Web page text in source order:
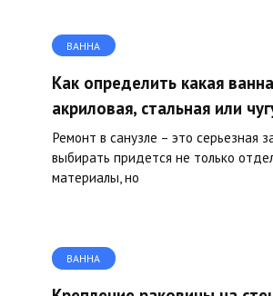
ВАННА
Как определить какая
акриловая, стальная или
Ремонт в санузле – это серьезная
выбирать придется не только
материалы, но
ВАННА